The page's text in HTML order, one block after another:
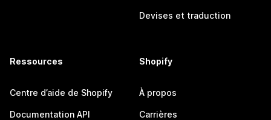
Devises et traduction
Ressources
Centre d’aide de Shopify
Documentation API
Shopify
À propos
Carrières